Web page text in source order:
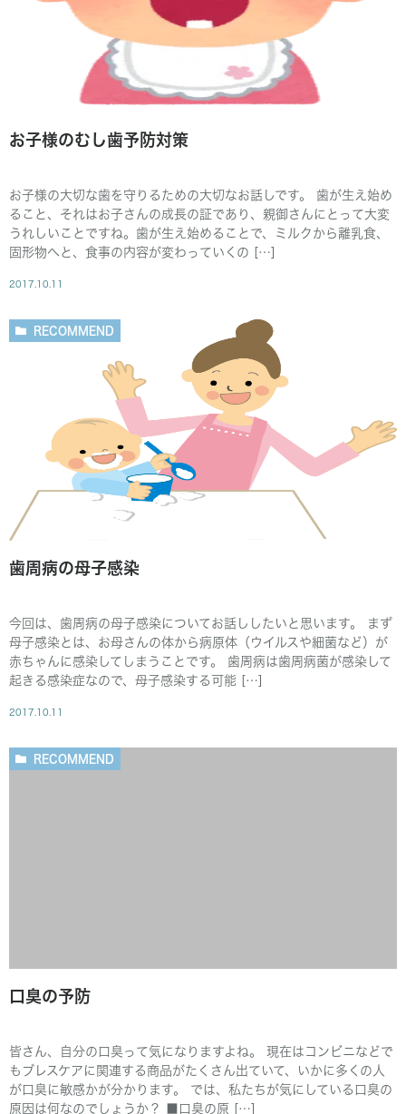
お子様のむし歯予防対策
お子様の大切な歯を守りるための大切なお話しです。 歯が生え始め
ること、それはお子さんの成長の証であり、親御さんにとって大変
うれしいことですね。歯が生え始めることで、ミルクから離乳食、
固形物へと、食事の内容が変わっていくの […]
2017.10.11
RECOMMEND
歯周病の母子感染
今回は、歯周病の母子感染についてお話ししたいと思います。 まず
母子感染とは、お母さんの体から病原体（ウイルスや細菌など）が
赤ちゃんに感染してしまうことです。 歯周病は歯周病菌が感染して
起きる感染症なので、母子感染する可能 […]
2017.10.11
RECOMMEND
口臭の予防
皆さん、自分の口臭って気になりますよね。 現在はコンビニなどで
もブレスケアに関連する商品がたくさん出ていて、いかに多くの人
が口臭に敏感かが分かります。 では、私たちが気にしている口臭の
原因は何なのでしょうか？ ■口臭の原 […]